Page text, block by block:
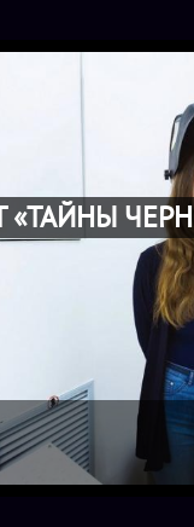
«ТАЙНЫ